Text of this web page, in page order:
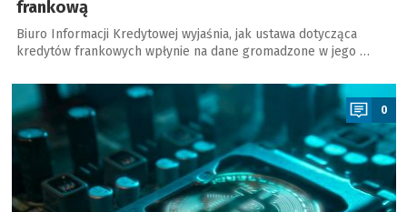
frankową
Biuro Informacji Kredytowej wyjaśnia, jak ustawa dotycząca
kredytów frankowych wpłynie na dane gromadzone w jego …
a
0